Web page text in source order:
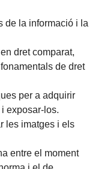
de la informació i la
dret comparat,
de dret
per a adquirir
exposar-los.
les imatges i els
entre el moment